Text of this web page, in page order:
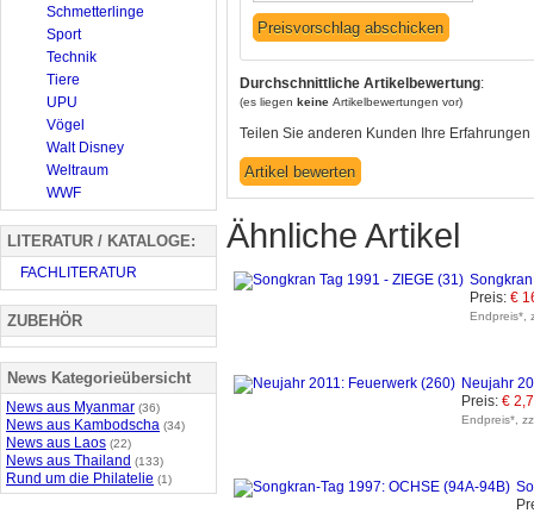
Durchschnittliche Artikelbewertung:
(es liegen keine Artikelbewertungen vor)
Teilen Sie anderen Kunden Ihre Erfahrungen
Ähnliche Artikel
Preis: €
Endpreis*,
Neujahr
Preis: €
Endpreis*,
Schmetterlinge
Sport
Technik
Tiere
UPU
Vögel
Walt Disney
Weltraum
WWF
LITERATUR / KATALOGE:
FACHLITERATUR
ZUBEHÖR
News Kategorieübersicht
News aus Myanmar (36)
News aus Kambodscha (34)
News aus Laos (22)
News aus Thailand (133)
Rund um die Philatelie (1)